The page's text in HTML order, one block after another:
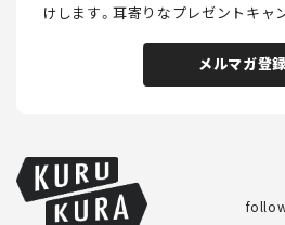
けします。耳寄りなプレゼントキャ
メルマガ登録